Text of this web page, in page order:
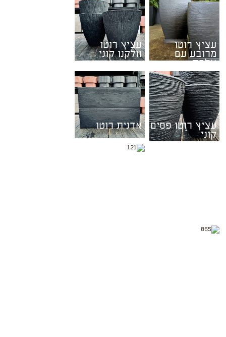
עציץ רוטו
מרובע עם
צלחת
עציץ רוטו
וולקנו קוני
עציץ רוטו פסים
קוני
אדנית רוטו